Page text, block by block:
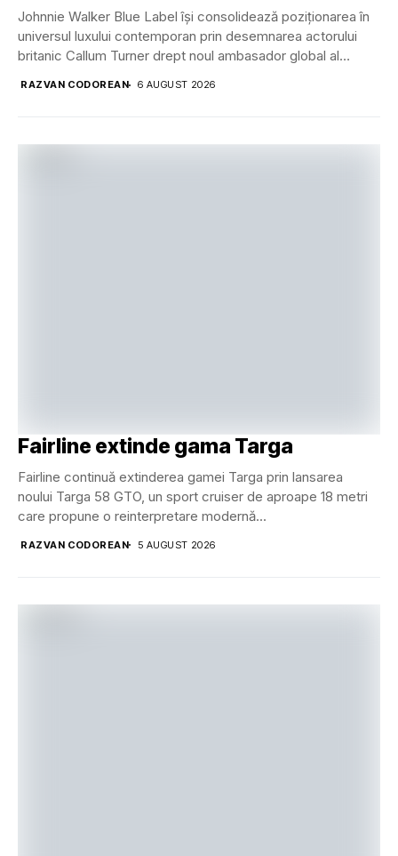
Johnnie Walker Blue Label își consolidează poziționarea în
universul luxului contemporan prin desemnarea actorului
britanic Callum Turner drept noul ambasador global al
RAZVAN CODOREAN 6 AUGUST 2026
Fairline extinde gama Targa
Fairline continuă extinderea gamei Targa prin lansarea
noului Targa 58 GTO, un sport cruiser de aproape 18 metri
care propune o reinterpretare modernă...
RAZVAN CODOREAN 5 AUGUST 2026